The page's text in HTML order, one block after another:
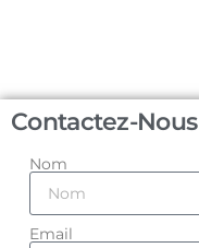
Contactez-Nous
Nom
Email